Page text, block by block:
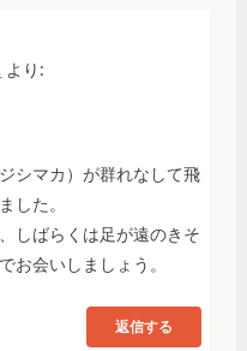
より:
シマカ）が群れなして飛
した。
しばらくは足が遠のきそ
お会いしましょう。
返信する